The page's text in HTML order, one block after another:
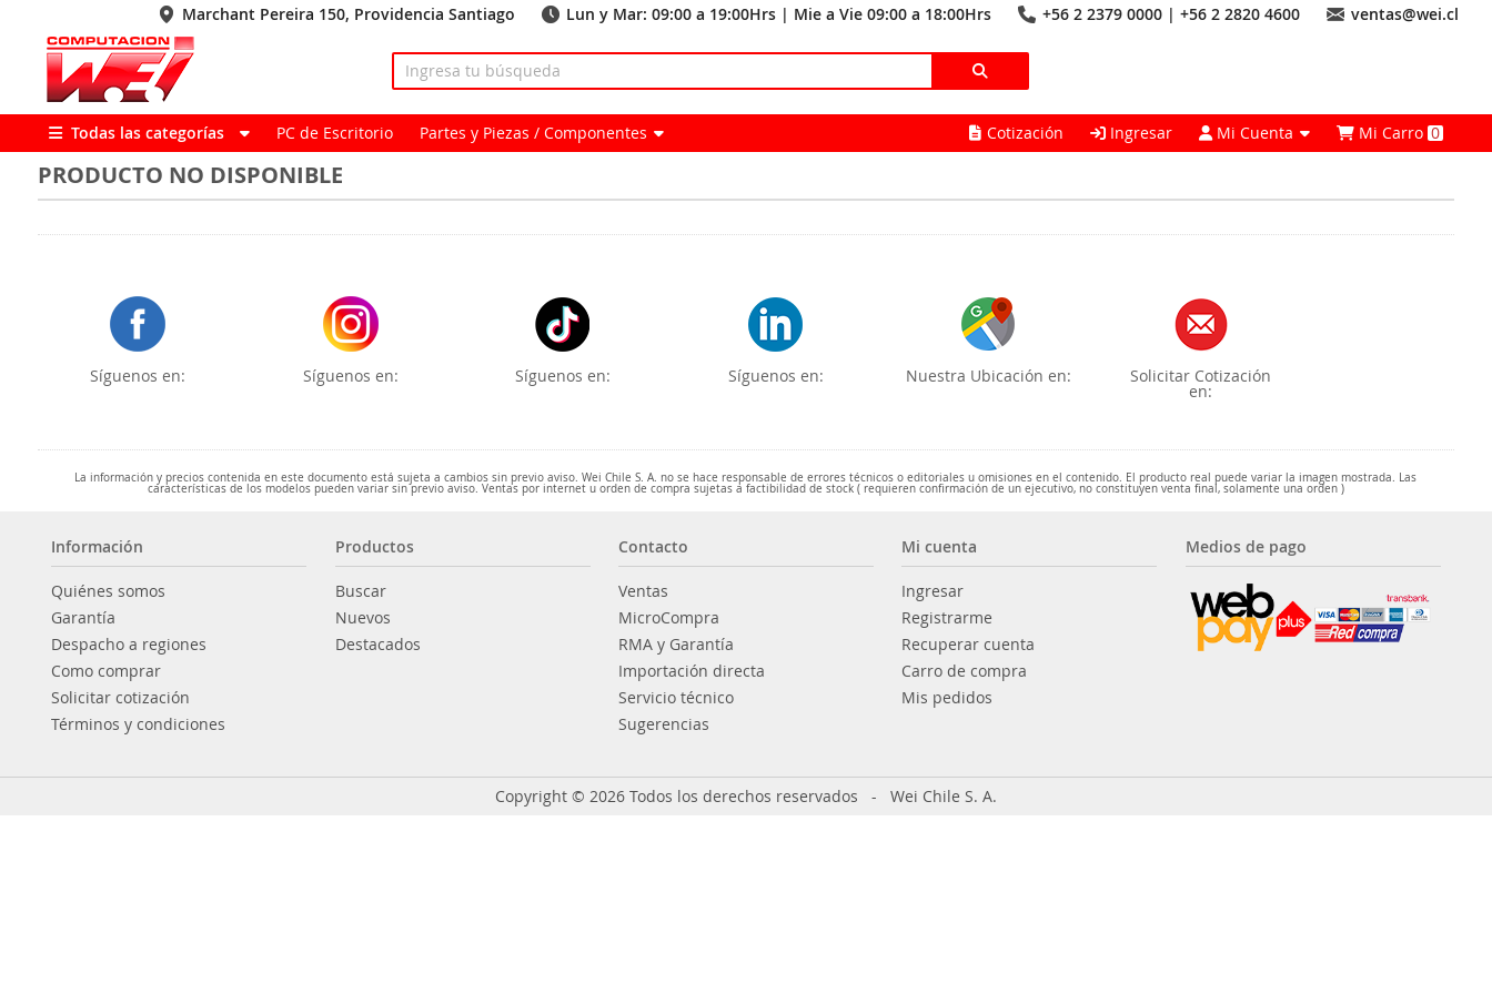
Marchant Pereira 150, Providencia Santiago Lun y Mar: 09:00 a 19:00Hrs | Mie a Vie 09:00 a 18:00Hrs +56 2 2379 0000 | +56 2 2820 4600 ventas@wei.cl
Todas las categorías PC de Escritorio Partes y Piezas / Componentes Cotización Ingresar Mi Cuenta Mi Carro0
PRODUCTO NO DISPONIBLE
Síguenos en: Síguenos en: Síguenos en: Síguenos en: Nuestra Ubicación en: Solicitar Cotización
en:
La información y precios contenida en este documento está sujeta a cambios sin previo aviso. Wei Chile S. A. no se hace responsable de errores técnicos o editoriales u omisiones en el contenido. El producto real puede variar la imagen mostrada. Las
características de los modelos pueden variar sin previo aviso. Ventas por internet u orden de compra sujetas a factibilidad de stock ( requieren confirmación de un ejecutivo, no constituyen venta final, solamente una orden )
Información
Quiénes somos
Garantía
Despacho a regiones
Como comprar
Solicitar cotización
Términos y condiciones
Productos
Buscar
Nuevos
Destacados
Contacto
Ventas
MicroCompra
RMA y Garantía
Importación directa
Servicio técnico
Sugerencias
Mi cuenta
Ingresar
Registrarme
Recuperar cuenta
Carro de compra
Mis pedidos
Medios de pago
Copyright © 2026 Todos los derechos reservados - Wei Chile S. A.